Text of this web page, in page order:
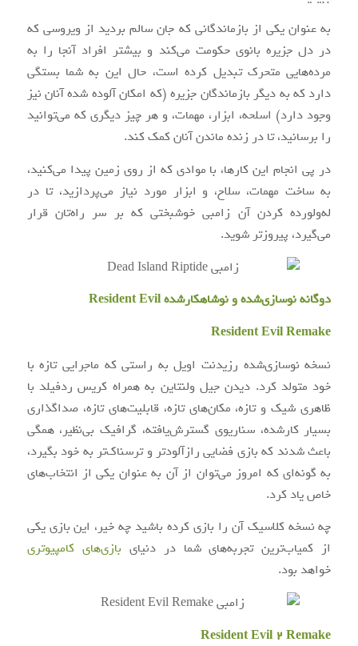
به عنوان یکی از بازماندگانی که جان سالم بردید از ویروسی که
در دل جزیره بانوی حکومت می‌کند و بیشتر افراد آنجا را به
مرده‌هایی متحرک تبدیل کرده است، حال این به شما بستگی
دارد که به دیگر بازماندگان جزیره (که امکان آلوده شده آنان نیز
وجود دارد) اسلحه، ابزار، مهمات، و هر چیز دیگری که می‌توانید
را برسانید، تا در زنده ماندن آنان کمک کند.
در پی انجام این کارها، با موادی که از روی زمین پیدا می‌کنید،
به ساخت مهمات، سلاح، و ابزار مورد نیاز می‌پردازید، تا در
له‌ولورده کردن آن زامبی خوشبختی که بر سر راه‌تان قرار
می‌گیرد، پیروزتر شوید.
دوگانه نوسازی‌شده و نوشاهکارشده Resident Evil
Resident Evil Remake
نسخه نوسازی‌شده رزیدنت اویل به راستی که ماجرایی تازه با
خود متولد کرد. دیدن جیل ولنتاین به همراه کریس ردفیلد با
ظاهری شیک و تازه، مکان‌های تازه، قابلیت‌های تازه، صداگذاری
بسیار کارشده، سناریوی گسترش‌یافته، گرافیک بی‌نظیر، همگی
باعث شدند که بازی فضایی رازآلودتر و ترسناک‌تر به خود بگیرد،
به گونه‌ای که امروز می‌توان از آن به عنوان یکی از انتخاب‌های
خاص یاد کرد.
چه نسخه کلاسیک آن را بازی کرده باشید چه خیر، این بازی یکی
از کمیاب‌ترین تجربه‌های شما در دنیای بازی‌های کامپیوتری
خواهد بود.
Resident Evil 2 Remake